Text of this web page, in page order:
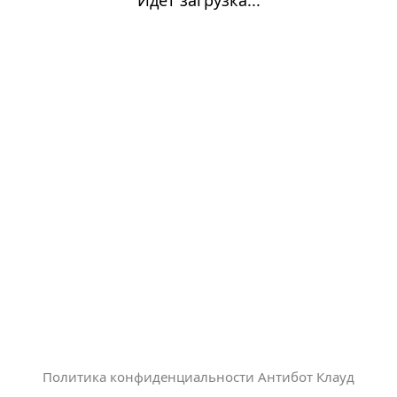
Политика конфиденциальности Антибот Клауд